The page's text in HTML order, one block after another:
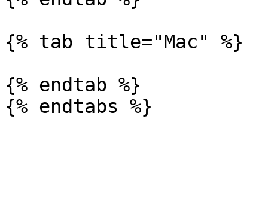
{% tab title="Mac" %}
{% endtab %}